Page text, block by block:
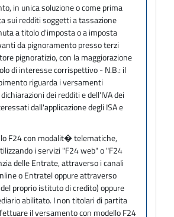
in unica soluzione o come prima
sui redditi soggetti a tassazione
a titolo d'imposta o a imposta
da pignoramento presso terzi
pignoratizio, con la maggiorazione
di interesse corrispettivo - N.B.: il
riguarda i versamenti
dei redditi e dell'IVA dei
dall'applicazione degli ISA e
F24 con modalit� telematiche,
i servizi "F24 web" o "F24
delle Entrate, attraverso i canali
o Entratel oppure attraverso
proprio istituto di credito) oppure
abilitato. I non titolari di partita
il versamento con modello F24